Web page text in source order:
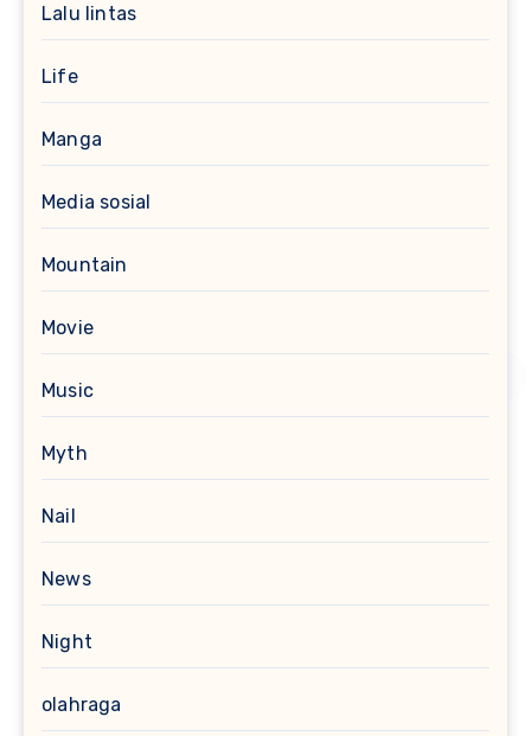
Lalu lintas
Life
Manga
Media sosial
Mountain
Movie
Music
Myth
Nail
News
Night
olahraga